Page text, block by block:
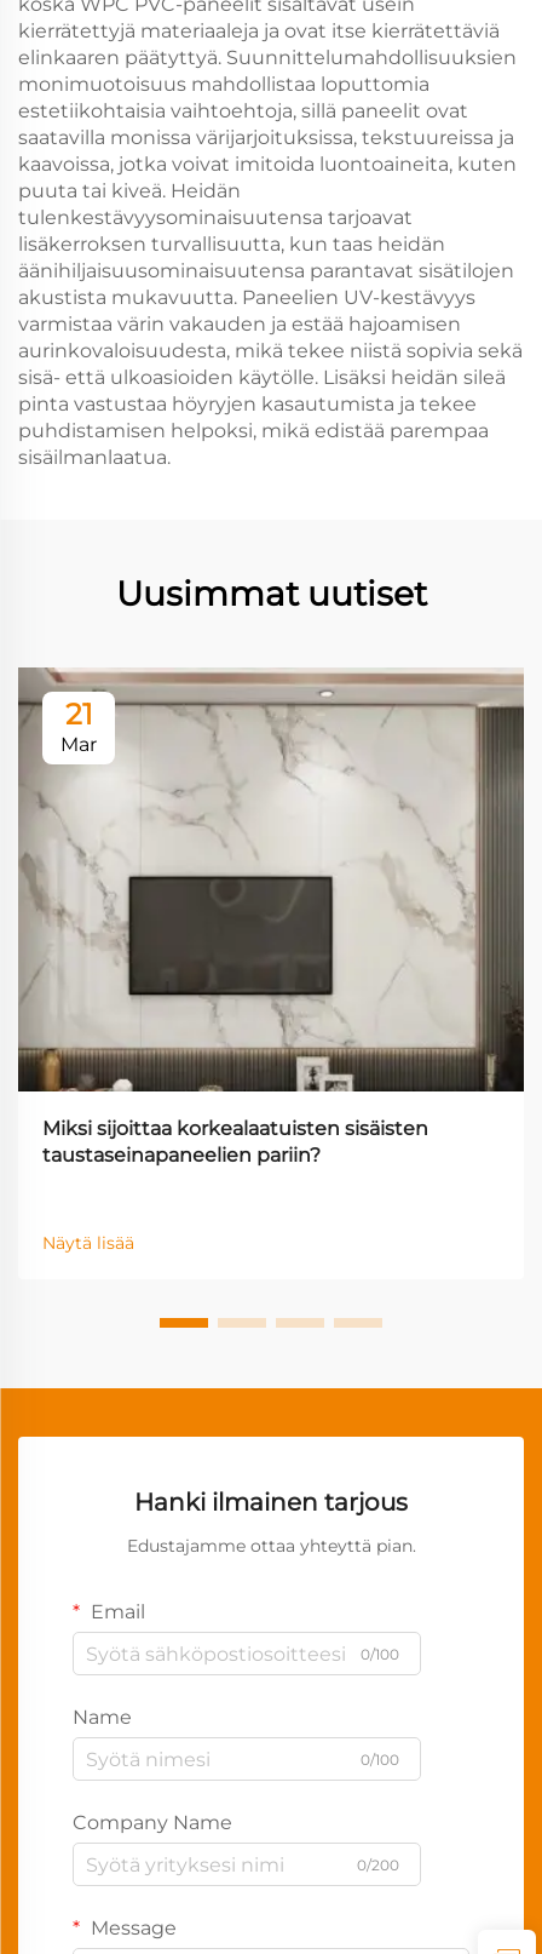
kierrätettyjä materiaaleja ja ovat itse kierrätettäviä
elinkaaren päätyttyä. Suunnittelumahdollisuuksien
monimuotoisuus mahdollistaa loputtomia
estetiikohtaisia vaihtoehtoja, sillä paneelit ovat
saatavilla monissa värijarjoituksissa, tekstuureissa ja
kaavoissa, jotka voivat imitoida luontoaineita, kuten
puuta tai kiveä. Heidän
tulenkestävyysominaisuutensa tarjoavat
lisäkerroksen turvallisuutta, kun taas heidän
äänihiljaisuusominaisuutensa parantavat sisätilojen
akustista mukavuutta. Paneelien UV-kestävyys
varmistaa värin vakauden ja estää hajoamisen
aurinkovaloisuudesta, mikä tekee niistä sopivia sekä
sisä- että ulkoasioiden käytölle. Lisäksi heidän sileä
pinta vastustaa höyryjen kasautumista ja tekee
puhdistamisen helpoksi, mikä edistää parempaa
sisäilmanlaatua.
Uusimmat uutiset
21
Mar
Miksi sijoittaa korkealaatuisten sisäisten
taustaseinapaneelien pariin?
Näytä lisää
Hanki ilmainen tarjous
Edustajamme ottaa yhteyttä pian.
Email
0/100
Name
0/100
Company Name
0/200
Message